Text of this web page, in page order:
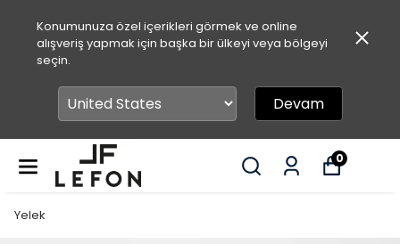
Konumunuza özel içerikleri görmek ve online
alışveriş yapmak için başka bir ülkeyi veya bölgeyi
seçin.
Devam
0
Yelek